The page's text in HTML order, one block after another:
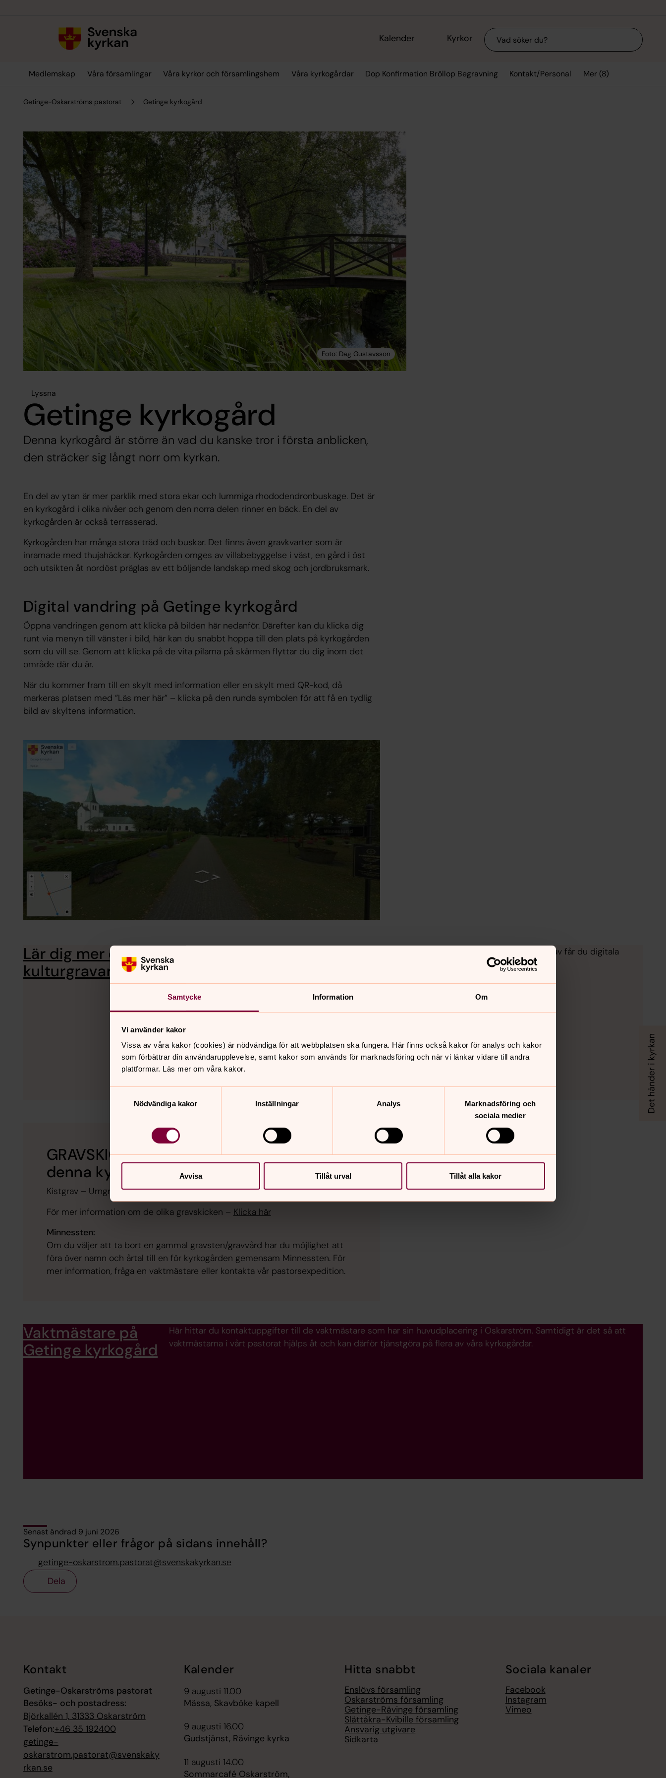
Samtycke Information Om
Vi använder kakor
Vissa av våra kakor (cookies) är nödvändiga för att webbplatsen ska fungera. Här finns också kakor för analys och kakor
som förbättrar din användarupplevelse, samt kakor som används för marknadsföring och när vi länkar vidare till andra
plattformar. Läs mer om våra kakor.
Nödvändiga kakor
Inställningar Analys
Marknadsföring och
sociala medier
Avvisa Tillåt urval Tillåt alla kakor
Kalender Kyrkor Sök
Medlemskap Våra församlingar Våra kyrkor och församlingshem Våra kyrkogårdar Dop Konfirmation Bröllop Begravning Kontakt/Personal Mer (8)
Getinge-Oskarströms pastorat Getinge kyrkogård
Lyssna
Getinge kyrkogård
Denna kyrkogård är större än vad du kanske tror i första anblicken,
den sträcker sig långt norr om kyrkan.
En del av ytan är mer parklik med stora ekar och lummiga rhododendronbuskage. Det är
en kyrkogård i olika nivåer och genom den norra delen rinner en bäck. En del av
kyrkogården är också terrasserad.
Kyrkogården har många stora träd och buskar. Det finns även gravkvarter som är
inramade med thujahäckar. Kyrkogården omges av villabebyggelse i väst, en gård i öst
och utsikten åt nordöst präglas av ett böljande landskap med skog och jordbruksmark.
Digital vandring på Getinge kyrkogård
Öppna vandringen genom att klicka på bilden här nedanför. Därefter kan du klicka dig
runt via menyn till vänster i bild, här kan du snabbt hoppa till den plats på kyrkogården
som du vill se. Genom att klicka på de vita pilarna på skärmen flyttar du dig inom det
område där du är.
När du kommer fram till en skylt med information eller en skylt med QR-kod, då
markeras platsen med ”Läs mer här” – klicka på den runda symbolen för att få en tydlig
bild av skyltens information.
Lär dig mer om våra
kulturgravar
På pastoratets kyrkogårdar kan du hitta QR-koder vid en del av våra kulturgravar. Med hjälp av får du digitala
GRAVSKICK (olika sätt att begravas på
denna kyrkogård):
Kistgrav – Urngrav – Minneslund - Askgravplats - Askgravlund
För mer information om de olika gravskicken – Klicka här
Minnessten:
Om du väljer att ta bort en gammal gravsten/gravvård har du möjlighet att
föra över namn och årtal till en för kyrkogården gemensam Minnessten. För
mer information, fråga en vaktmästare eller kontakta vår pastorsexpedition.
Vaktmästare på
Getinge kyrkogård
Här hittar du kontaktuppgifter till de vaktmästare som har sin huvudplacering i Oskarström. Samtidigt är det så att
vaktmästarna i vårt pastorat hjälps åt och kan därför tjänstgöra på flera av våra kyrkogårdar.
Senast ändrad 9 juni 2026
Synpunkter eller frågor på sidans innehåll?
getinge-oskarstrom.pastorat@svenskakyrkan.se
Dela
Kontakt
Getinge-Oskarströms pastorat
Besöks- och postadress:
Björkallén 1, 31333 Oskarström
Telefon:+46 35 192400
getinge-
oskarstrom.pastorat@svenskaky
rkan.se
Kalender
9 augusti 11.00
Mässa, Skavböke kapell
9 augusti 16.00
Gudstjänst, Rävinge kyrka
11 augusti 14.00
Sommarcafé Oskarström,
Hitta snabbt
Enslövs församling
Oskarströms församling
Getinge-Rävinge församling
Slättåkra-Kvibille församling
Ansvarig utgivare
Sidkarta
Sociala kanaler
Facebook
Instagram
Vimeo